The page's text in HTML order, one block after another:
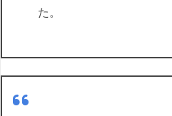
た。